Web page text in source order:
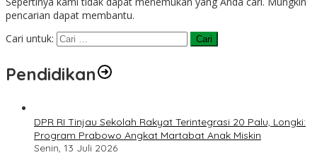
pencarian dapat membantu.
Cari untuk:
Pendidikan
DPR RI Tinjau Sekolah Rakyat Terintegrasi 20 Palu, Longki:
Program Prabowo Angkat Martabat Anak Miskin
Senin, 13 Juli 2026